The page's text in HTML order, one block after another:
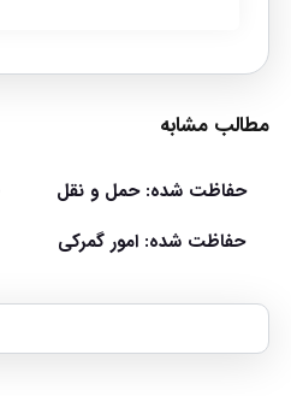
مطالب مشابه
حفاظت شده: حمل و نقل
حفاظت شده: امور گمرکی